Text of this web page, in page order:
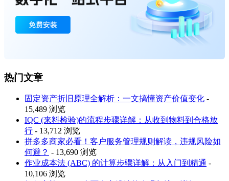
热门文章
固定资产折旧原理全解析：一文搞懂资产价值变化 -
15,489 浏览
IQC (来料检验)的流程步骤详解：从收到物料到合格放
行 - 13,712 浏览
拼多多商家必看！客户服务管理规则解读，违规风险如
何避？ - 13,690 浏览
作业成本法 (ABC) 的计算步骤详解：从入门到精通 -
10,106 浏览